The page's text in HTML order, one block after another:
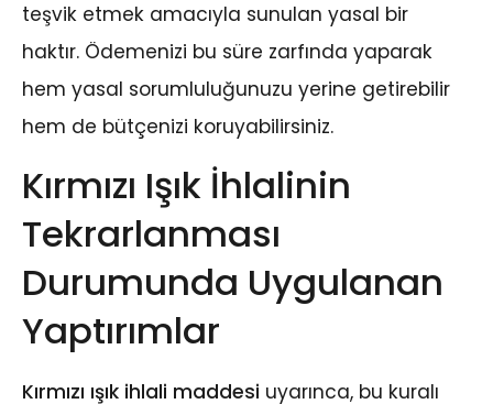
teşvik etmek amacıyla sunulan yasal bir
haktır. Ödemenizi bu süre zarfında yaparak
hem yasal sorumluluğunuzu yerine getirebilir
hem de bütçenizi koruyabilirsiniz.
Kırmızı Işık İhlalinin
Tekrarlanması
Durumunda Uygulanan
Yaptırımlar
Kırmızı ışık ihlali maddesi uyarınca, bu kuralı